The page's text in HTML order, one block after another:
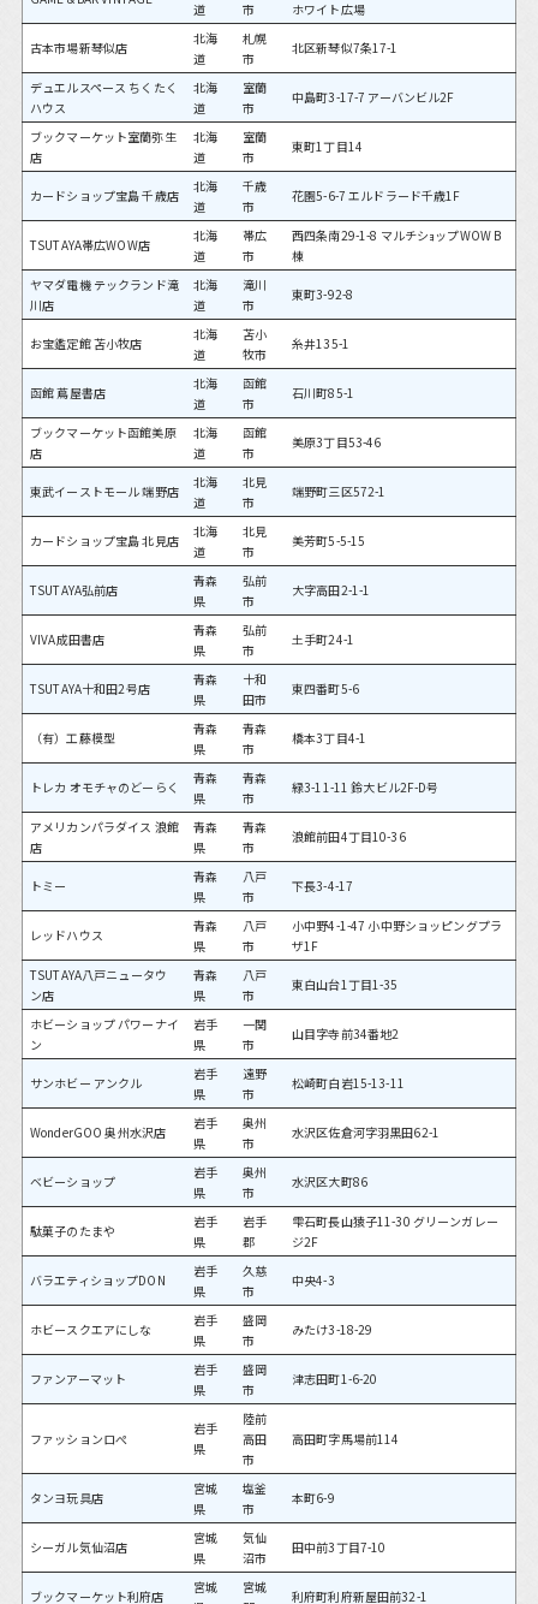
道
市
ホワイト広場
古本市場新琴似店
北海
道
札幌
市
北区新琴似7条17-1
デュエルスペース ちくたく
ハウス
北海
道
室蘭
市
中島町3-17-7 アーバンビル2F
ブックマーケット室蘭弥生
店
北海
道
室蘭
市
東町1丁目14
カードショップ宝島 千歳店
北海
道
千歳
市
花園5-6-7 エルドラード千歳1F
TSUTAYA帯広WOW店
北海
道
帯広
市
西四条南29-1-8 マルチシｮップWOW B
棟
ヤマダ電機 テックランド滝
川店
北海
道
滝川
市
東町3-92-8
お宝鑑定館 苫小牧店
北海
道
苫小
牧市
糸井135-1
函館 蔦屋書店
北海
道
函館
市
石川町85-1
ブックマーケット函館美原
店
北海
道
函館
市
美原3丁目53-46
東武イーストモール 端野店
北海
道
北見
市
端野町三区572-1
カードショップ宝島 北見店
北海
道
北見
市
美芳町5-5-15
TSUTAYA弘前店
青森
県
弘前
市
大字高田2-1-1
VIVA成田書店
青森
県
弘前
市
土手町24-1
TSUTAYA十和田2号店
青森
県
十和
田市
東四番町5-6
（有）工藤模型
青森
県
青森
市
橋本3丁目4-1
トレカ オモチャのどーらく
青森
県
青森
市
緑3-11-11 鈴大ビル2F-D号
アメリカンパラダイス 浪館
店
青森
県
青森
市
浪館前田4丁目10-36
トミー
青森
県
八戸
市
下長3-4-17
レッドハウス
青森
県
八戸
市
小中野4-1-47 小中野ショッピングプラ
ザ1F
TSUTAYA八戸ニュータウ
ン店
青森
県
八戸
市
東白山台1丁目1-35
ホビーショップ パワーナイ
ン
岩手
県
一関
市
山目字寺前34番地2
サンホビー アンクル
岩手
県
遠野
市
松崎町白岩15-13-11
WonderGOO 奥州水沢店
岩手
県
奥州
市
水沢区佐倉河字羽黒田62-1
ベビーショップ
岩手
県
奥州
市
水沢区大町86
駄菓子のたまや
岩手
県
岩手
郡
雫石町長山猿子11-30 グリーンガレー
ジ2F
バラエティショップDON
岩手
県
久慈
市
中央4-3
ホビースクエアにしな
岩手
県
盛岡
市
みたけ3-18-29
ファンアーマット
岩手
県
盛岡
市
津志田町1-6-20
ファッションロぺ
岩手
県
陸前
高田
市
高田町字馬場前114
タンヨ玩具店
宮城
県
塩釜
市
本町6-9
シーガル気仙沼店
宮城
県
気仙
沼市
田中前3丁目7-10
ブックマーケット利府店
宮城
宮城
利府町利府新屋田前32-1